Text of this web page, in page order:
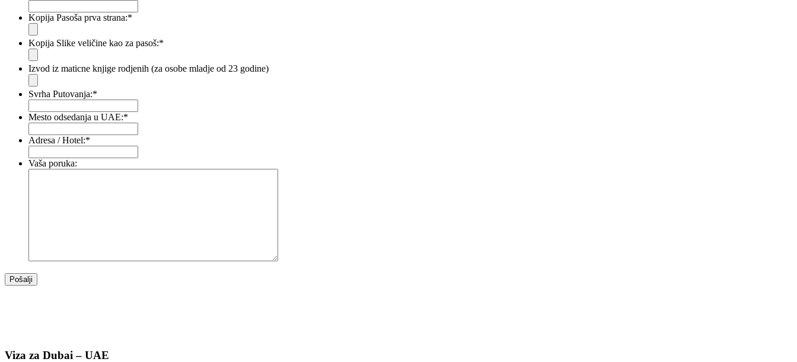
Kopija Pasoša prva strana:*
Kopija Slike veličine kao za pasoš:*
Izvod iz maticne knjige rodjenih (za osobe mladje od 23 godine)
Svrha Putovanja:*
Mesto odsedanja u UAE:*
Adresa / Hotel:*
Vaša poruka:
Viza za Dubai – UAE